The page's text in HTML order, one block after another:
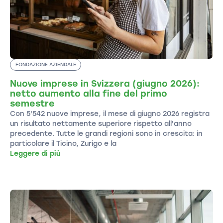
FONDAZIONE AZIENDALE
Nuove imprese in Svizzera (giugno 2026):
netto aumento alla fine del primo
semestre
Con 5'542 nuove imprese, il mese di giugno 2026 registra
un risultato nettamente superiore rispetto all'anno
precedente. Tutte le grandi regioni sono in crescita: in
particolare il Ticino, Zurigo e la
Leggere di più